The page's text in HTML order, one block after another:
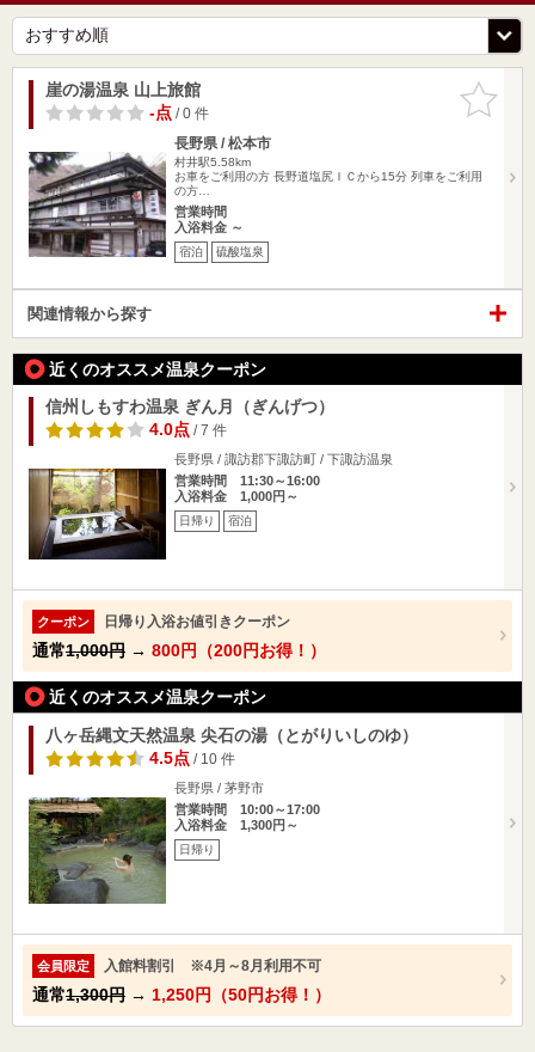
お気に入
りに追加
崖の湯温泉 山上旅館
-点/ 0 件
長野県 / 松本市
村井駅5.58km
お車をご利用の方 長野道塩尻ＩＣから15分 列車をご利用
の方…
営業時間
入浴料金 ～
宿泊 硫酸塩泉
関連情報から探す
近くのオススメ温泉クーポン
信州しもすわ温泉 ぎん月（ぎんげつ）
4.0点/ 7 件
長野県 / 諏訪郡下諏訪町 / 下諏訪温泉
営業時間 11:30～16:00
入浴料金 1,000円～
日帰り 宿泊
クーポン 日帰り入浴お値引きクーポン
通常1,000円 → 800円（200円お得！）
近くのオススメ温泉クーポン
八ヶ岳縄文天然温泉 尖石の湯（とがりいしのゆ）
4.5点/ 10 件
長野県 / 茅野市
営業時間 10:00～17:00
入浴料金 1,300円～
日帰り
会員限定 入館料割引 ※4月～8月利用不可
通常1,300円 → 1,250円（50円お得！）